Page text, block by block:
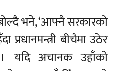
भने, ‘आफ्नै सरकारको
प्रधानमन्त्री बीचैमा उठेर
यदि अचानक उहाँको